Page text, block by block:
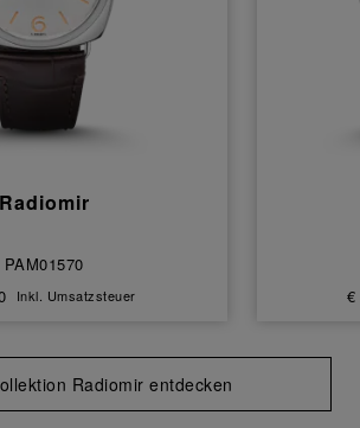
Radiomir
PAM01570
Inkl. Umsatzsteuer €
Radiomir entdecken